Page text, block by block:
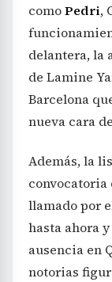
comoPedri,
delantera, la
de Lamine
Barcelona
nueva cara
Además, la
convocatoria
llamado por
hasta ahora
ausencia en
notorias